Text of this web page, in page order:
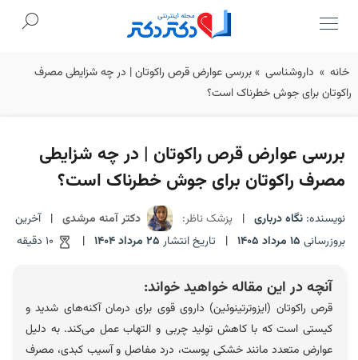
Skip
to
خانه » داروشناسی »بررسی عوارض قرص راکوتان | در چه شزایطی مصرف
راکوتان برای جوش خطرناک است؟
بررسی عوارض قرص راکوتان | در چه شزایطی
مصرف راکوتان برای جوش خطرناک است؟
نویسنده: نگاه درباری | پزشک ناظر: دکتر آمنه مرشدی | آخرین
بروزرسانی 15 مرداد 1405 | تاریخ انتشار 25 مرداد 1404 |
آنچه در این مقاله خواهید خواند:
قرص راکوتان (ایزوترتینوئین) داروی قوی برای درمان آکنه‌های شدید و
کیستی است که با کاهش تولید چربی و التهاب عمل می‌کند. به دلیل
عوارض متعدد مانند خشکی پوست، درد مفاصل و آسیب کبدی، مصرف